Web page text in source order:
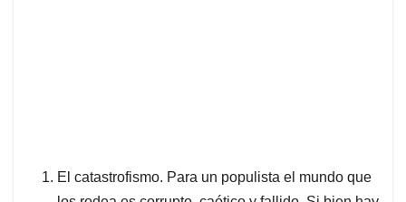
El catastrofismo. Para un populista el mundo que